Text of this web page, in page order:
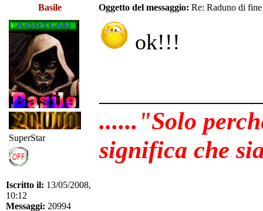
Basile Oggetto del messaggio: Re: Raduno di
SuperStar
Iscritto il: 13/05/2008,
10:12
Messaggi: 20994
ok!!!
......"Solo
significa che